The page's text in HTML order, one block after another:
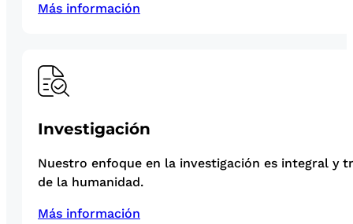
Más información
Investigación
Nuestro enfoque en la investigación es integral y
de la humanidad.
Más información